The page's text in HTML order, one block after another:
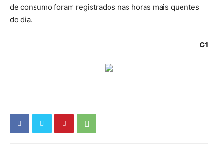
de consumo foram registrados nas horas mais quentes
do dia.
G1